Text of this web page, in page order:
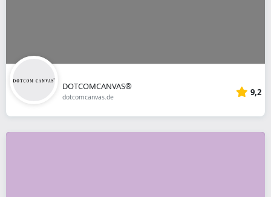
DOTCOMCANVAS®
dotcomcanvas.de 9,2